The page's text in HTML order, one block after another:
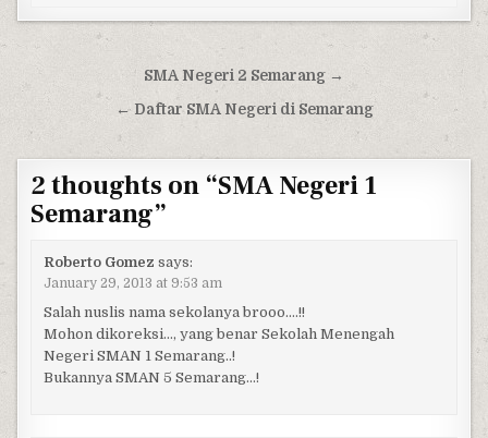
Post navigationSMA Negeri 2 Semarang →
← Daftar SMA Negeri di Semarang
2 thoughts on “SMA Negeri 1
Semarang”
Roberto Gomez says:
January 29, 2013 at 9:53 am
Salah nuslis nama sekolanya brooo….!!
Mohon dikoreksi…, yang benar Sekolah Menengah
Negeri SMAN 1 Semarang..!
Bukannya SMAN 5 Semarang…!